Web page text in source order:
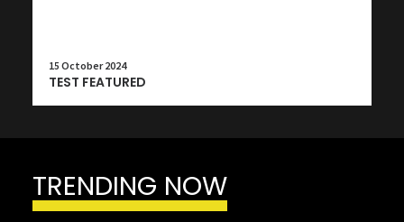
15 October 2024
TEST FEATURED
TRENDING NOW